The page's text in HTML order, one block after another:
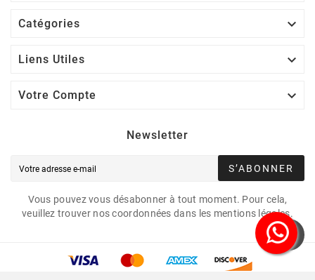
Catégories 
Liens Utiles 
Votre Compte 
Newsletter
S’ABONNER
Vous pouvez vous désabonner à tout moment. Pour cela,
veuillez trouver nos coordonnées dans les mentions légales.